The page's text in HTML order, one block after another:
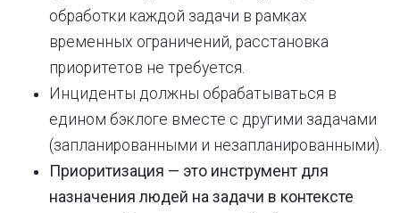
обработки каждой задачи в рамках
временных ограничений, расстановка
приоритетов не требуется.
Инциденты должны обрабатываться в
едином бэклоге вместе с другими задачами
(запланированными и незапланированными).
Приоритизация — это инструмент для
назначения людей на задачи в контексте